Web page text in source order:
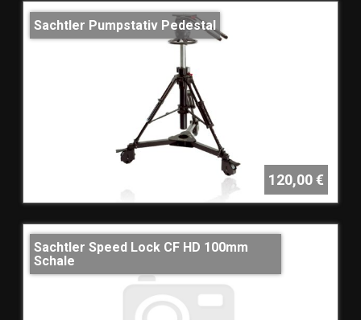
Sachtler Pumpstativ Pedestal
120,00 €
Sachtler Speed Lock CF HD 100mm
Schale